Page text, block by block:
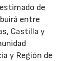
de
entre
Castilla y
y Región de